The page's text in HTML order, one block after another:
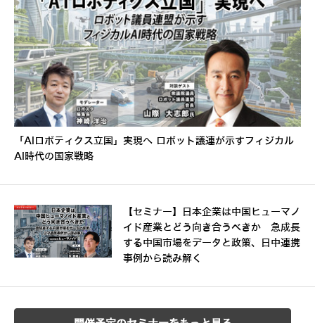
「AIロボティクス立国」実現へ ロボット議連が示すフィジカル
AI時代の国家戦略
【セミナー】日本企業は中国ヒューマノ
イド産業とどう向き合うべきか 急成長
する中国市場をデータと政策、日中連携
事例から読み解く